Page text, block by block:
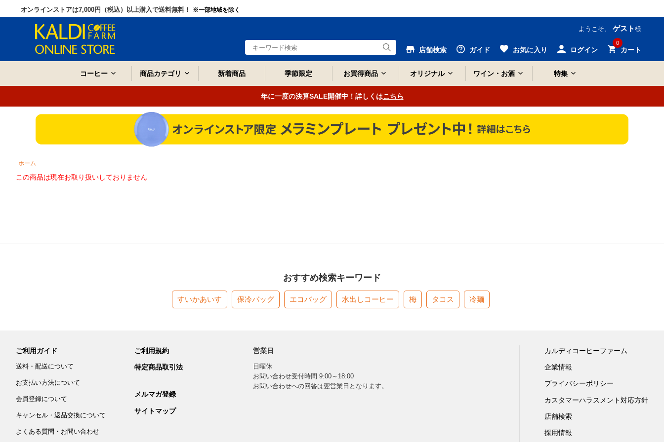
オンラインストアは7,000円（税込）以上購入で送料無料！ ※一部地域を除く
ようこそ、 ゲスト 様
店舗検索 ガイド お気に入り ログイン
0
カート
コーヒー 商品カテゴリ 新着商品 季節限定 お買得商品 オリジナル ワイン・お酒 特集
年に一度の決算SALE開催中！詳しくはこちら
ホーム
この商品は現在お取り扱いしておりません
おすすめ検索キーワード
すいかあいす 保冷バッグ エコバッグ 水出しコーヒー 梅 タコス 冷麺
ご利用ガイド
送料・配送について
お支払い方法について
会員登録について
キャンセル・返品交換について
よくある質問・お問い合わせ
ご利用規約
特定商品取引法
メルマガ登録
サイトマップ
営業日
日曜休
お問い合わせ受付時間 9:00～18:00
お問い合わせへの回答は翌営業日となります。
カルディコーヒーファーム
企業情報
プライバシーポリシー
カスタマーハラスメント対応方針
店舗検索
採用情報